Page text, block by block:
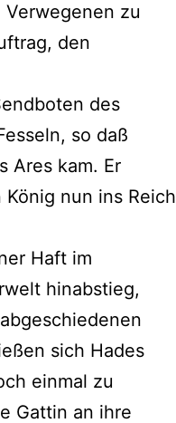
zu
den
des
so daß
Ares kam. Er
nun ins Reich
Haft im
hinabstieg,
sich Hades
einmal zu
Gattin an ihre